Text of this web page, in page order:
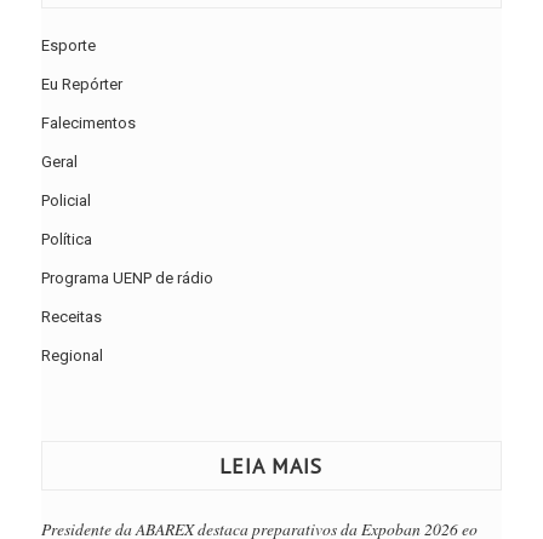
Esporte
Eu Repórter
Falecimentos
Geral
Policial
Política
Programa UENP de rádio
Receitas
Regional
LEIA MAIS
Presidente da ABAREX destaca preparativos da Expoban 2026 eo